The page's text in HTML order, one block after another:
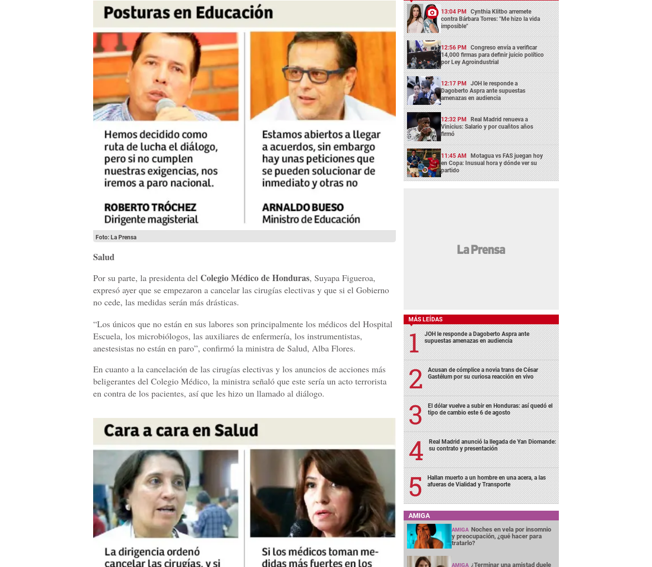
Foto: La Prensa
Salud
Por su parte, la presidenta del Colegio Médico de Honduras, Suyapa Figueroa,
expresó ayer que se empezaron a cancelar las cirugías electivas y que si el Gobierno
no cede, las medidas serán más drásticas.
“Los únicos que no están en sus labores son principalmente los médicos del Hospital
Escuela, los microbiólogos, las auxiliares de enfermería, los instrumentistas,
anestesistas no están en paro”, confirmó la ministra de Salud, Alba Flores.
En cuanto a la cancelación de las cirugías electivas y los anuncios de acciones más
beligerantes del Colegio Médico, la ministra señaló que este sería un acto terrorista
en contra de los pacientes, así que les hizo un llamado al diálogo.
13:04 PM Cynthia Klitbo arremete
contra Bárbara Torres: "Me hizo la vida
imposible"
12:56 PM Congreso envía a verificar
14,000 firmas para definir juicio político
por Ley Agroindustrial
12:17 PM JOH le responde a
Dagoberto Aspra ante supuestas
amenazas en audiencia
12:32 PM Real Madrid renueva a
Vinicius: Salario y por cuañtos años
firmó
11:45 AM Motagua vs FAS juegan hoy
en Copa: Inusual hora y dónde ver su
partido
MÁS LEÍDAS
JOH le responde a Dagoberto Aspra ante
supuestas amenazas en audiencia
Acusan de cómplice a novia trans de César
Gastélum por su curiosa reacción en vivo
El dólar vuelve a subir en Honduras: así quedó el
tipo de cambio este 6 de agosto
Real Madrid anunció la llegada de Yan Diomande:
su contrato y presentación
Hallan muerto a un hombre en una acera, a las
afueras de Vialidad y Transporte
AMIGA
AMIGA Noches en vela por insomnio
y preocupación, ¿qué hacer para
tratarlo?
AMIGA ¿Terminar una amistad duele